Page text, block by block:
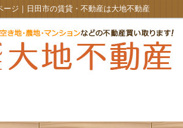
ージ｜日田市の賃貸・不動産は大地不動産